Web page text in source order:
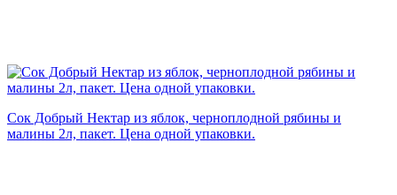
Сок Добрый Нектар из яблок, черноплодной рябины и
малины 2л, пакет. Цена одной упаковки.